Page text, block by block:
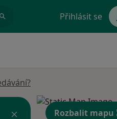
Přihlásit se
Rozbalit mapu